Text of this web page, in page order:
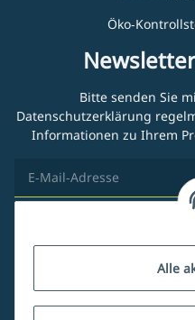
Alle
Öko-
Bitte senden Sie
Datenschutzerklärung
Informationen zu Ihrem